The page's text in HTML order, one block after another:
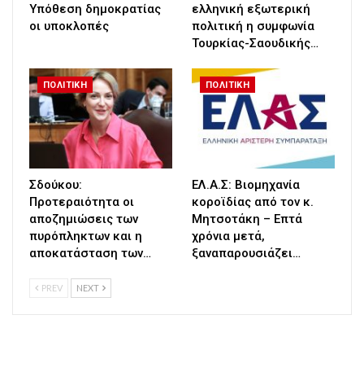
Υπόθεση δημοκρατίας
οι υποκλοπές
ελληνική εξωτερική
πολιτική η συμφωνία
Τουρκίας-Σαουδικής…
ΠΟΛΙΤΙΚΗ
Σδούκου:
Προτεραιότητα οι
αποζημιώσεις των
πυρόπληκτων και η
αποκατάσταση των…
ΠΟΛΙΤΙΚΗ
ΕΛ.Α.Σ: Βιομηχανία
κοροϊδίας από τον κ.
Μητσοτάκη – Επτά
χρόνια μετά,
ξαναπαρουσιάζει…
PREV NEXT